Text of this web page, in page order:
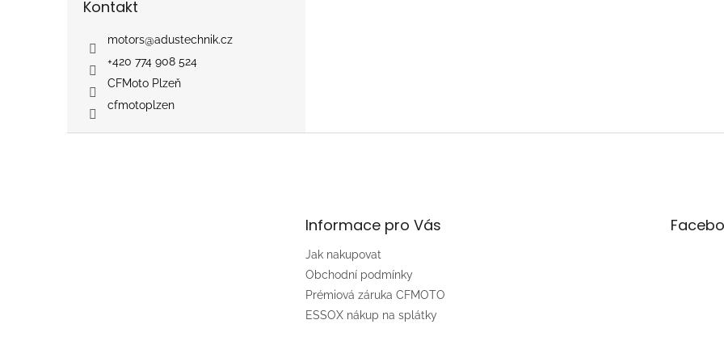
Kontakt
motors@adustechnik.cz
+420 774 908 524
CFMoto Plzeň
cfmotoplzen
Informace pro Vás
Jak nakupovat
Obchodní podmínky
Prémiová záruka CFMOTO
ESSOX nákup na splátky